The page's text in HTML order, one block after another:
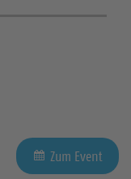
Zum Event